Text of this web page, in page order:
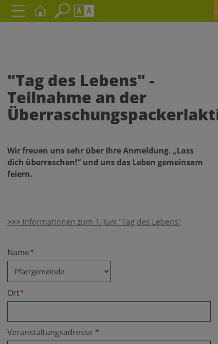
AAA A A
"Tag des Lebens" -
Teilnahme an der
Wir freuen uns sehr über Ihre Anmeldung. „Lass
dich überraschen!“ und uns das Leben gemeinsam
feiern.
>>> Informationen zum 1. Juni "Tag des Lebens"
Fax
Secondary phone
Reference
Tracking ID
Company website
Company website
Secondary phone
Name*
Ort*
Veranstaltungsadresse *